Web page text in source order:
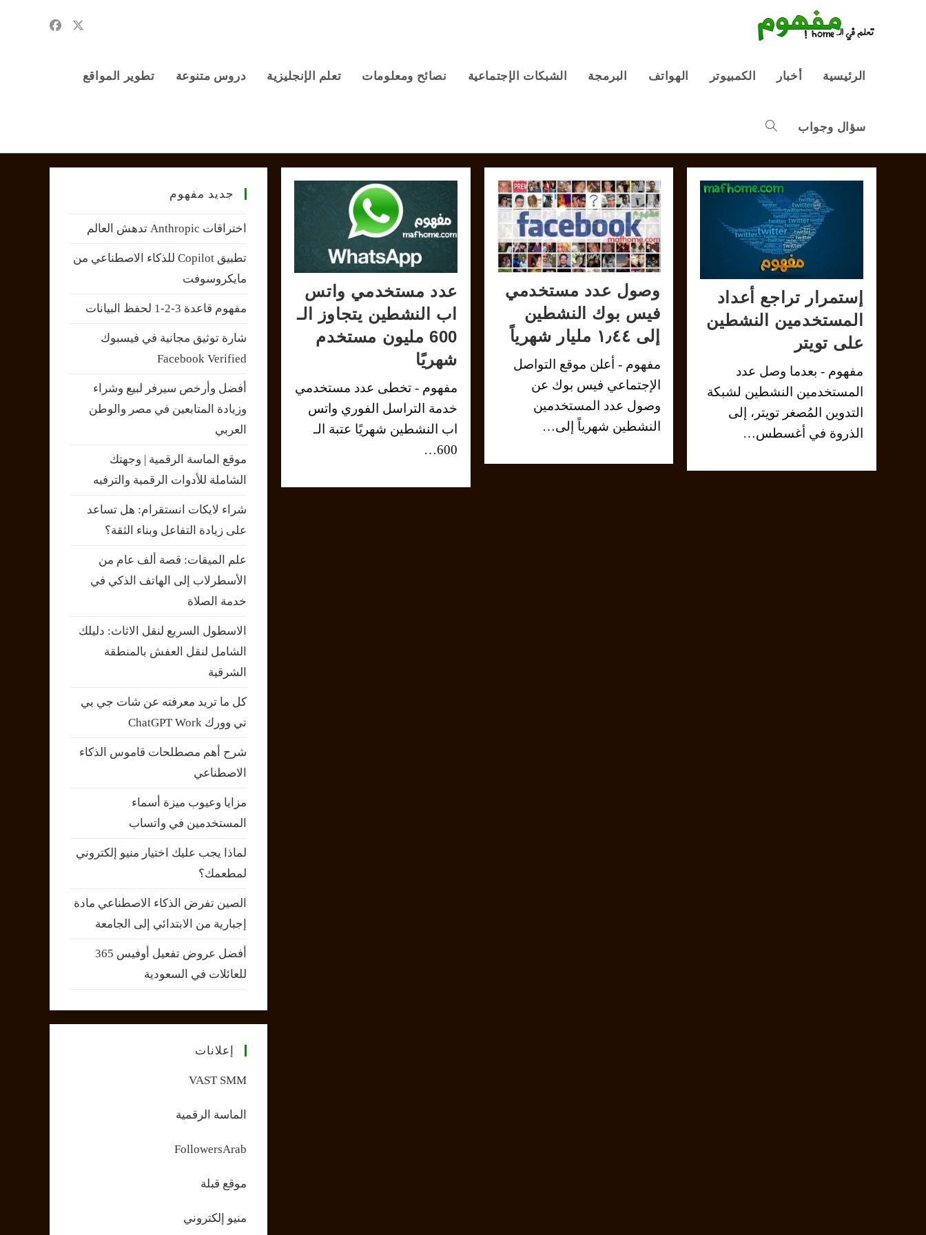
الرئيسية أخبار الكمبيوتر الهواتف البرمجة الشبكات الإجتماعية نصائح ومعلومات تعلم الإنجليزية دروس متنوعة تطوير المواقع
سؤال وجواب Toggle
website
search
إستمرار تراجع أعداد
المستخدمين النشطين
على تويتر
مفهوم - بعدما وصل عدد
المستخدمين النشطين لشبكة
التدوين المُصغر تويتر، إلى
الذروة في أغسطس…
وصول عدد مستخدمي
فيس بوك النشطين
إلى ١٫٤٤ مليار شهرياً
مفهوم - أعلن موقع التواصل
الإجتماعي فيس بوك عن
وصول عدد المستخدمين
النشطين شهرياً إلى…
عدد مستخدمي واتس
اب النشطين يتجاوز الـ
600 مليون مستخدم
شهريًا
مفهوم - تخطى عدد مستخدمي
خدمة التراسل الفوري واتس
اب النشطين شهريًا عتبة الـ
600…
جديد مفهوم
اختراقات Anthropic تدهش العالم
تطبيق Copilot للذكاء الاصطناعي من
مايكروسوفت
مفهوم قاعدة 3-2-1 لحفظ البيانات
شارة توثيق مجانية في فيسبوك
Facebook Verified
أفضل وأرخص سيرفر لبيع وشراء
وزيادة المتابعين في مصر والوطن
العربي
موقع الماسة الرقمية | وجهتك
الشاملة للأدوات الرقمية والترفيه
شراء لايكات انستقرام: هل تساعد
على زيادة التفاعل وبناء الثقة؟
علم الميقات: قصة ألف عام من
الأسطرلاب إلى الهاتف الذكي في
خدمة الصلاة
الاسطول السريع لنقل الاثاث: دليلك
الشامل لنقل العفش بالمنطقة
الشرقية
كل ما تريد معرفته عن شات جي بي
تي وورك ChatGPT Work
شرح أهم مصطلحات قاموس الذكاء
الاصطناعي
مزايا وعيوب ميزة أسماء
المستخدمين في واتساب
لماذا يجب عليك اختيار منيو إلكتروني
لمطعمك؟
الصين تفرض الذكاء الاصطناعي مادة
إجبارية من الابتدائي إلى الجامعة
أفضل عروض تفعيل أوفيس 365
للعائلات في السعودية
إعلانات
VAST SMM
الماسة الرقمية
FollowersArab
موقع قبلة
منيو إلكتروني